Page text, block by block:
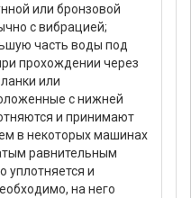
или бронзовой
с вибрацией;
часть воды под
прохождении через
или
с нижней
и принимают
в некоторых машинах
равнительным
уплотняется и
на него